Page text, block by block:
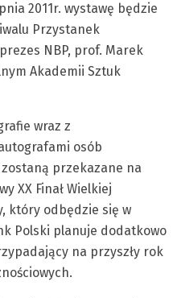
2011r. wystawę będzie
Przystanek
NBP, prof. Marek
Akademii Sztuk
wraz z
osób
przekazane na
XX Finał Wielkiej
który odbędzie się w
Polski planuje dodatkowo
na przyszły rok